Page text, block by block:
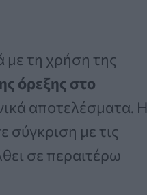
με τη χρήση της
όρεξης στο
αποτελέσματα. Η
σύγκριση με τις
σε περαιτέρω